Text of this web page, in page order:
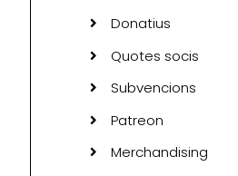
Donatius
Quotes socis
Subvencions
Patreon
Merchandising